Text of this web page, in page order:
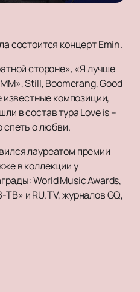
состоится концерт Emin.
стороне», «Я лучше
Still, Boomerang, Good
известные композиции,
в состав тура Love is –
спеть о любви.
лауреатом премии
в коллекции у
World Music Awards,
и RU.TV, журналов GQ,